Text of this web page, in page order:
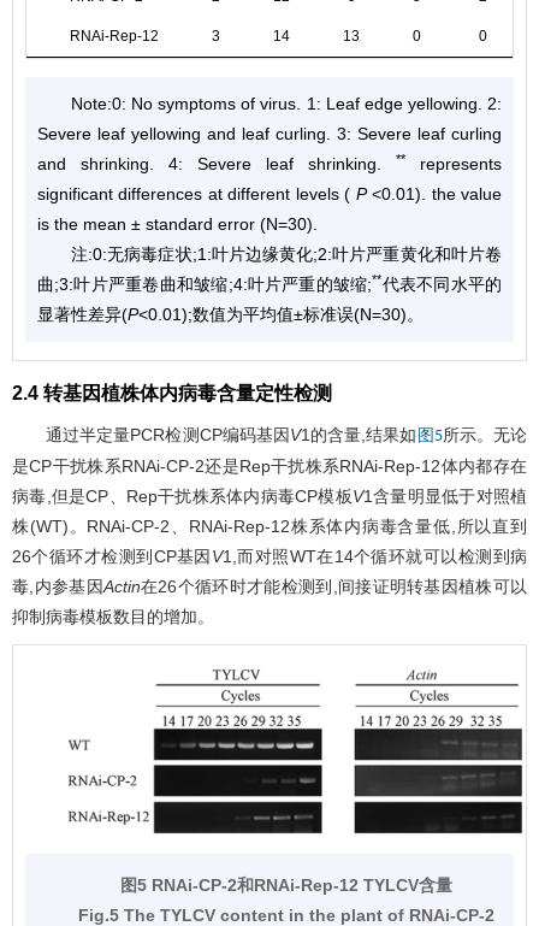
RNAi-Rep-12 3 14 13 0 0
Note:0: No symptoms of virus. 1: Leaf edge yellowing. 2:
Severe leaf yellowing and leaf curling. 3: Severe leaf curling
and shrinking. 4: Severe leaf shrinking.
**
represents
significant differences at different levels ( P<0.01). the value
is the mean ± standard error (N=30).
注:0:无病毒症状;1:叶片边缘黄化;2:叶片严重黄化和叶片卷
曲;3:叶片严重卷曲和皱缩;4:叶片严重的皱缩;**代表不同水平的
显著性差异(P<0.01);数值为平均值±标准误(N=30)。
2.4 转基因植株体内病毒含量定性检测
通过半定量PCR检测CP编码基因V1的含量,结果如 图5所示。无论
是CP干扰株系RNAi-CP-2还是Rep干扰株系RNAi-Rep-12体内都存在
病毒,但是CP、Rep干扰株系体内病毒CP模板V1含量明显低于对照植
株(WT)。RNAi-CP-2、RNAi-Rep-12株系体内病毒含量低,所以直到
26个循环才检测到CP基因 V1,而对照WT在14个循环就可以检测到病
毒,内参基因Actin在26个循环时才能检测到,间接证明转基因植株可以
抑制病毒模板数目的增加。
图5 RNAi-CP-2和RNAi-Rep-12 TYLCV含量
Fig.5 The TYLCV content in the plant of RNAi-CP-2